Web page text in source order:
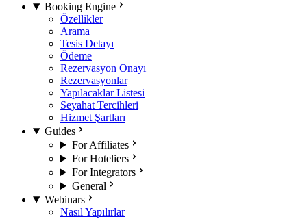
Booking Engine
Özellikler
Arama
Tesis Detayı
Ödeme
Rezervasyon Onayı
Rezervasyonlar
Yapılacaklar Listesi
Seyahat Tercihleri
Hizmet Şartları
Guides
For Affiliates
For Hoteliers
For Integrators
General
Webinars
Nasıl Yapılırlar